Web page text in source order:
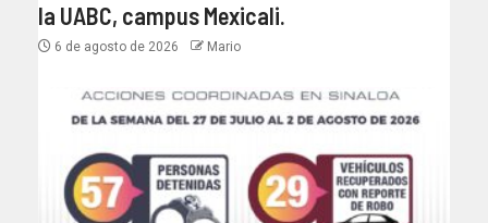
la UABC, campus Mexicali.
6 de agosto de 2026 Mario